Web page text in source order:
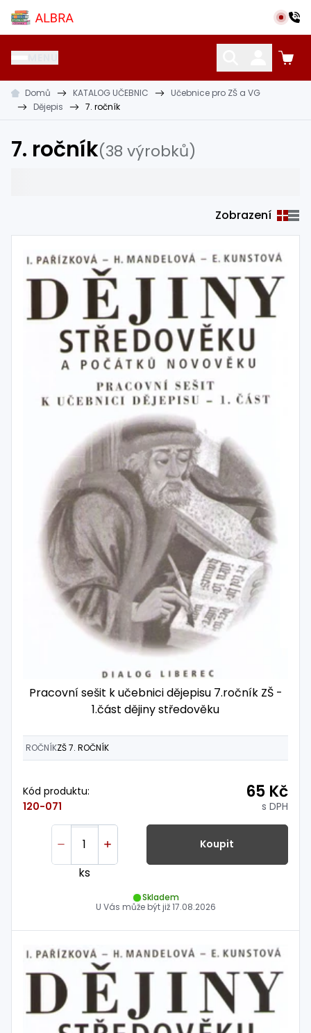
Přeskočit na hlavní obsah
Albra s.r.o.
KATALOG UČEBNIC OSTATNÍ POMŮCKY
Domů KATALOG UČEBNIC
Učebnice pro ZŠ a VG
Dějepis
7. ročník
7. ročník(38 výrobků)
Zobrazení
Pracovní sešit k učebnici dějepisu 7.ročník ZŠ -
1.část dějiny středověku
ROČNÍKZŠ 7. ROČNÍK
Kód produktu:
120-071
65 Kč
s DPH
ks
Koupit
Skladem
U Vás může být již17.08.2026